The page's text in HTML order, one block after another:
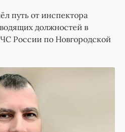
путь от инспектора
должностей в
России по Новгородской